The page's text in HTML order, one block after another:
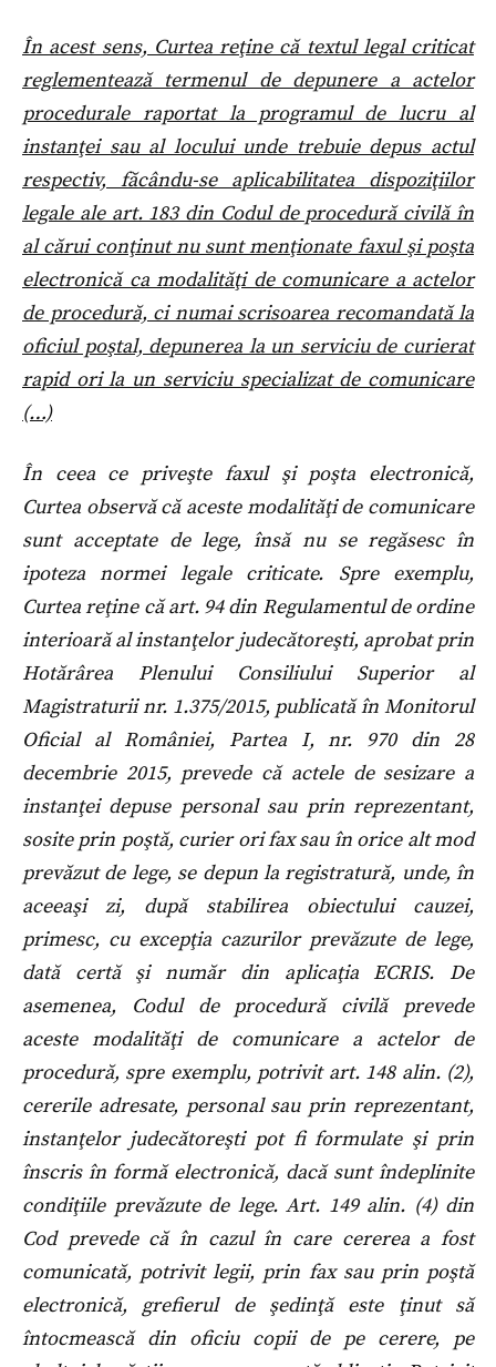
În acest sens, Curtea reţine că textul legal criticat
reglementează termenul de depunere a actelor
procedurale raportat la programul de lucru al
instanţei sau al locului unde trebuie depus actul
respectiv, făcându-se aplicabilitatea dispoziţiilor
legale ale art. 183 din Codul de procedură civilă în
al cărui conţinut nu sunt menţionate faxul şi poşta
electronică ca modalităţi de comunicare a actelor
de procedură, ci numai scrisoarea recomandată la
oficiul poştal, depunerea la un serviciu de curierat
rapid ori la un serviciu specializat de comunicare
(…)
În ceea ce priveşte faxul şi poşta electronică,
Curtea observă că aceste modalităţi de comunicare
sunt acceptate de lege, însă nu se regăsesc în
ipoteza normei legale criticate. Spre exemplu,
Curtea reţine că art. 94 din Regulamentul de ordine
interioară al instanţelor judecătoreşti, aprobat prin
Hotărârea Plenului Consiliului Superior al
Magistraturii nr. 1.375/2015, publicată în Monitorul
Oficial al României, Partea I, nr. 970 din 28
decembrie 2015, prevede că actele de sesizare a
instanţei depuse personal sau prin reprezentant,
sosite prin poştă, curier ori fax sau în orice alt mod
prevăzut de lege, se depun la registratură, unde, în
aceeaşi zi, după stabilirea obiectului cauzei,
primesc, cu excepţia cazurilor prevăzute de lege,
dată certă şi număr din aplicaţia ECRIS. De
asemenea, Codul de procedură civilă prevede
aceste modalităţi de comunicare a actelor de
procedură, spre exemplu, potrivit art. 148 alin. (2),
cererile adresate, personal sau prin reprezentant,
instanţelor judecătoreşti pot fi formulate şi prin
înscris în formă electronică, dacă sunt îndeplinite
condiţiile prevăzute de lege. Art. 149 alin. (4) din
Cod prevede că în cazul în care cererea a fost
comunicată, potrivit legii, prin fax sau prin poştă
electronică, grefierul de şedinţă este ţinut să
întocmească din oficiu copii de pe cerere, pe